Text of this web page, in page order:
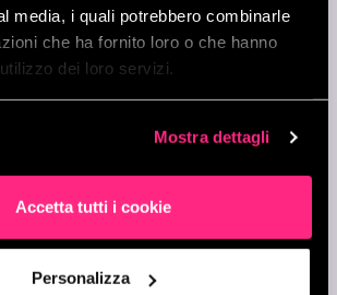
media, i quali potrebbero combinarle
che ha fornito loro o che hanno
dei loro servizi.
Mostra dettagli
Accetta tutti i cookie
Personalizza
LA CERTIFICAZIONE ISO
NELLA SOSTENIBILITÀ
LA RIDUZIONE DELLE EMISSIONI